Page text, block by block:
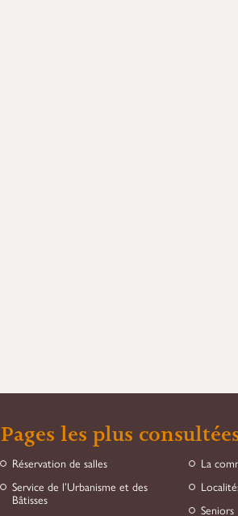
Pages les plus
Réservation de salles
Service de l’Urbanisme et des
Bâtisses
La
Seniors